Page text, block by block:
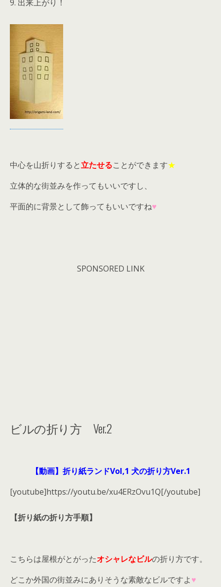
9. 出来上がり！
中心を山折りすると立たせることができます★
立体的な街並みを作ってもいいですし、
平面的に背景として飾ってもいいですね♥
SPONSORED LINK
ビルの折り方 Ver.2
【動画】折り紙ランドVol,1 犬の折り方Ver.1
[youtube]https://youtu.be/xu4ERzOvu1Q[/youtube]
【折り紙の折り方手順】
こちらは屋根がとがったオシャレなビルの折り方です。
どこか外国の街並みにありそうな素敵なビルですよ♥